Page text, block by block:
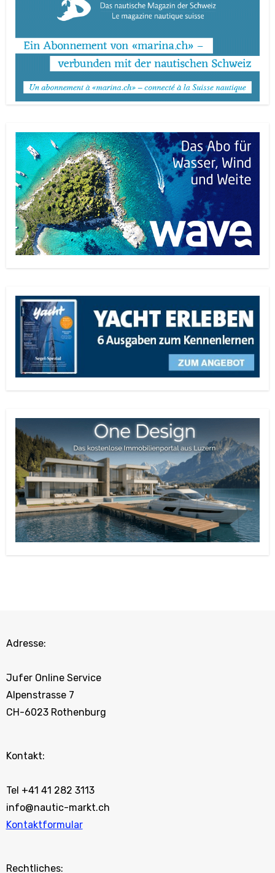
Adresse:
Jufer Online Service
Alpenstrasse 7
CH-6023 Rothenburg
Kontakt:
Tel +41 41 282 3113
info@nautic-markt.ch
Kontaktformular
Rechtliches: